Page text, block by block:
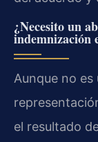
¿Necesito un
indemnización
Aunque no
el resultado